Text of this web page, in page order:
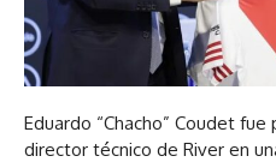
Eduardo “Chacho” Coudet
director técnico de River en